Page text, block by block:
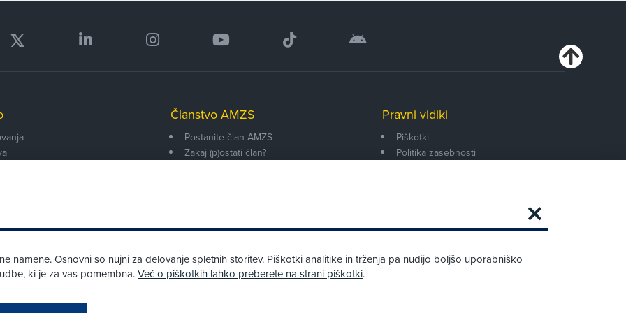
Obstoječi in novi AMZS člani, ki boste v
Članstvo AMZS
Postanite član AMZS
Zakaj (p)ostati član?
Pravni vidiki
Piškotki
Politika zasebnosti
namene. Osnovni so nujni za delovanje spletnih storitev. Piškotki analitike in trženja pa nudijo boljšo uporabniško
ki je za vas pomembna.Več o piškotkih lahko preberete na strani piškotki.